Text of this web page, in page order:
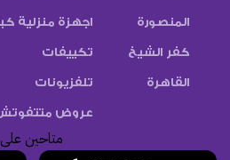
المنصورة
كفر الشيخ
القاهرة
اجهزة منزلية
تكييفات
تلفزيونات
عروض
متاحين على